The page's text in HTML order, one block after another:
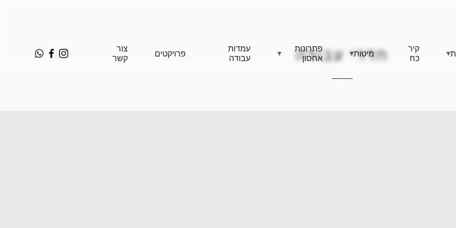
קיר
כח
מיטות
פתרונות
אחסון
עמדות
עבודה
פרויקטים
צור
קשר
חדרי עבודה